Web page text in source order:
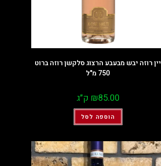
יין רוזה יבש מבעבע הרצוג סלקשן רוזה ברוט
750 מ"ל
₪85.00 ק״ג
הוספה לסל